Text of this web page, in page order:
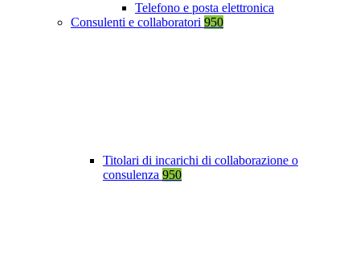
Telefono e posta elettronica
Consulenti e collaboratori 950
Titolari di incarichi di collaborazione o
consulenza 950